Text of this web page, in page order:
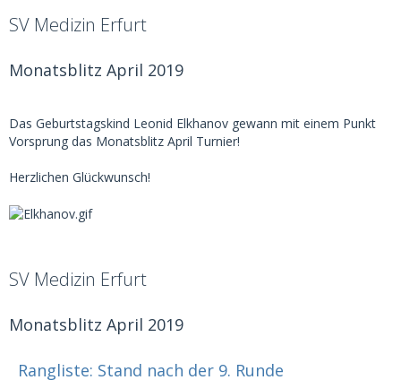
SV Medizin Erfurt
Monatsblitz April 2019
Das Geburtstagskind Leonid Elkhanov gewann mit einem Punkt
Vorsprung das Monatsblitz April Turnier!
Herzlichen Glückwunsch!
SV Medizin Erfurt
Monatsblitz April 2019
Rangliste: Stand nach der 9. Runde